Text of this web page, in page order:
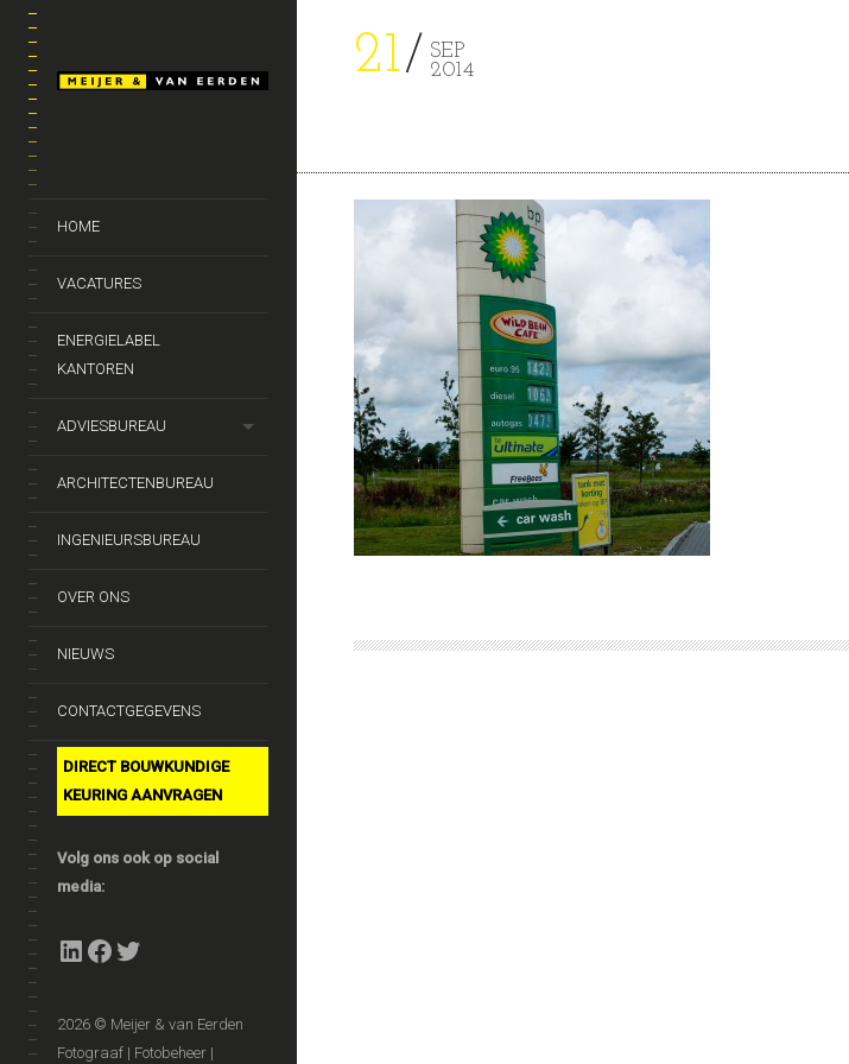
HOME
VACATURES
ENERGIELABEL
KANTOREN
ADVIESBUREAU
ARCHITECTENBUREAU
INGENIEURSBUREAU
OVER ONS
NIEUWS
CONTACTGEGEVENS
DIRECT BOUWKUNDIGE
KEURING AANVRAGEN
Volg ons ook op social
media:
LinkedIn
Facebook
2026 © Meijer & van Eerden
Fotograaf | Fotobeheer |
21
SEP
2014